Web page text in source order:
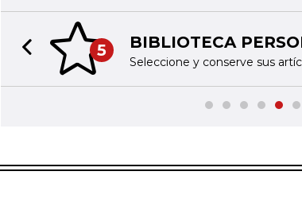
5 BIBLIOTECA
Seleccione y conserve sus
Previous slide